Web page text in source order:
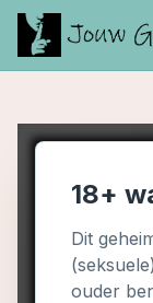
18+
Dit
ouder